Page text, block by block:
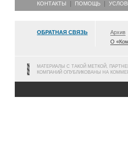
КОНТАКТЫ ПОМОЩЬ
ОБРАТНАЯ СВЯЗЬ Архив
О
МАТЕРИАЛЫ С ТАКОЙ МЕТКОЙ,
КОМПАНИЙ ОПУБЛИКОВАНЫ НА